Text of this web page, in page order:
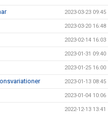
2023-03-23 09:45
2023-03-20 16:48
2023-02-14 16:03
2023-01-31 09:40
2023-01-25 16:00
2023-01-13 08:45
2023-01-04 10:06
2022-12-13 13:41